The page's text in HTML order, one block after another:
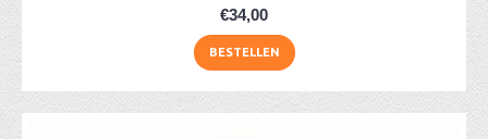
€34,00
BESTELLEN